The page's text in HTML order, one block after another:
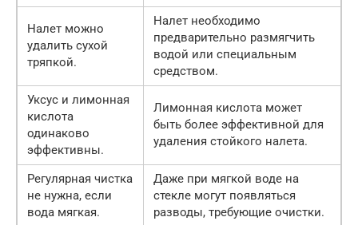
Налет можно
удалить сухой
тряпкой.
Налет необходимо
предварительно размягчить
водой или специальным
средством.
Уксус и лимонная
кислота
одинаково
эффективны.
Лимонная кислота может
быть более эффективной для
удаления стойкого налета.
Регулярная чистка
не нужна, если
вода мягкая.
Даже при мягкой воде на
стекле могут появляться
разводы, требующие очистки.